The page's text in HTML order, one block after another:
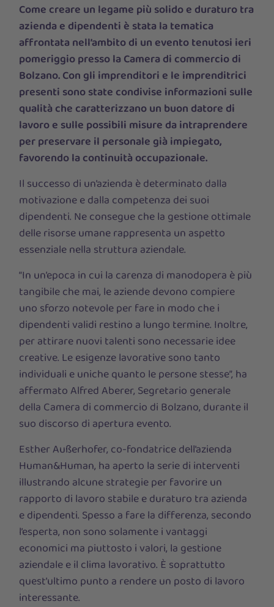
Come creare un legame più solido e duraturo tra
azienda e dipendenti è stata la tematica
affrontata nell’ambito di un evento tenutosi ieri
pomeriggio presso la Camera di commercio di
Bolzano. Con gli imprenditori e le imprenditrici
presenti sono state condivise informazioni sulle
qualità che caratterizzano un buon datore di
lavoro e sulle possibili misure da intraprendere
per preservare il personale già impiegato,
favorendo la continuità occupazionale.
Il successo di un’azienda è determinato dalla
motivazione e dalla competenza dei suoi
dipendenti. Ne consegue che la gestione ottimale
delle risorse umane rappresenta un aspetto
essenziale nella struttura aziendale.
“In un’epoca in cui la carenza di manodopera è più
tangibile che mai, le aziende devono compiere
uno sforzo notevole per fare in modo che i
dipendenti validi restino a lungo termine. Inoltre,
per attirare nuovi talenti sono necessarie idee
creative. Le esigenze lavorative sono tanto
individuali e uniche quanto le persone stesse”, ha
affermato Alfred Aberer, Segretario generale
della Camera di commercio di Bolzano, durante il
suo discorso di apertura evento.
Esther Außerhofer, co-fondatrice dell’azienda
Human&Human, ha aperto la serie di interventi
illustrando alcune strategie per favorire un
rapporto di lavoro stabile e duraturo tra azienda
e dipendenti. Spesso a fare la differenza, secondo
l’esperta, non sono solamente i vantaggi
economici ma piuttosto i valori, la gestione
aziendale e il clima lavorativo. È soprattutto
quest’ultimo punto a rendere un posto di lavoro
interessante.